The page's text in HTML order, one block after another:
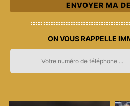
ON VOUS RAPPELLE